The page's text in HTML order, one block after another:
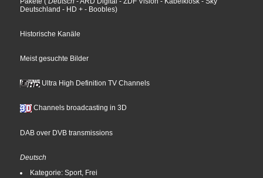
Deutschland - HD + - Boobles)
Historische Kanäle
Meist gesuchte Bilder
Ultra High Definition TV Channels
Channels broadcasting in 3D
DAB over DVB transmissions
Deutsch
Kategorie: Sport, Frei